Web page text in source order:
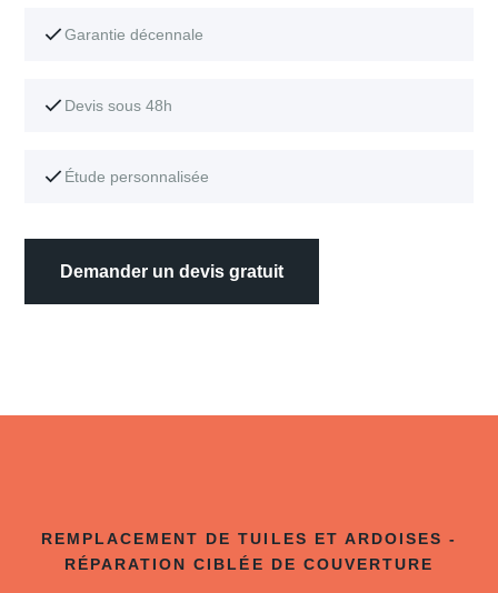
Garantie décennale
Devis sous 48h
Étude personnalisée
Demander un devis gratuit
REMPLACEMENT DE TUILES ET ARDOISES -
RÉPARATION CIBLÉE DE COUVERTURE